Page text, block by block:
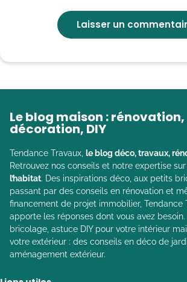
Le blog maison : rénovation,
décoration, DIY
Tendance Travaux, le blog déco, travaux,
Retrouvez nos conseils et notre expertise
l’habitat. Des inspirations déco, aux petits
passant par des conseils en rénovation et
financement de projet immobilier, Tendance
apporte les réponses dont vous avez
bricolage, astuce DIY pour votre intérieur
votre extérieur : des conseils en déco de
aménagement extérieur.